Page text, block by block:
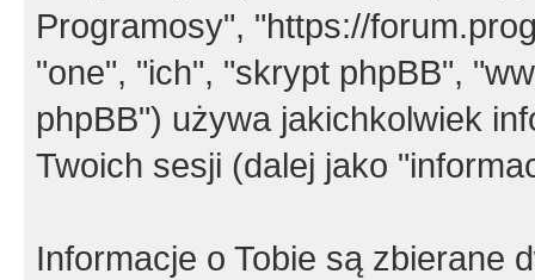
Programosy", "https://
"one", "ich", "skrypt phpBB",
phpBB") używa jakichkolwiek
Twoich sesji (dalej jako
Informacje o Tobie są zbierane